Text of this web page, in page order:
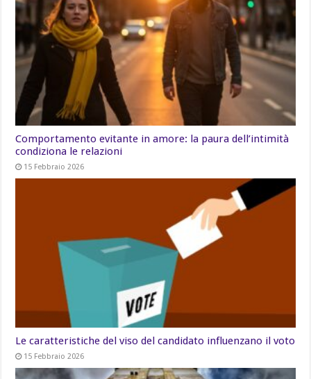
Comportamento evitante in amore: la paura dell’intimità
condiziona le relazioni
15 Febbraio 2026
Le caratteristiche del viso del candidato influenzano il voto
15 Febbraio 2026